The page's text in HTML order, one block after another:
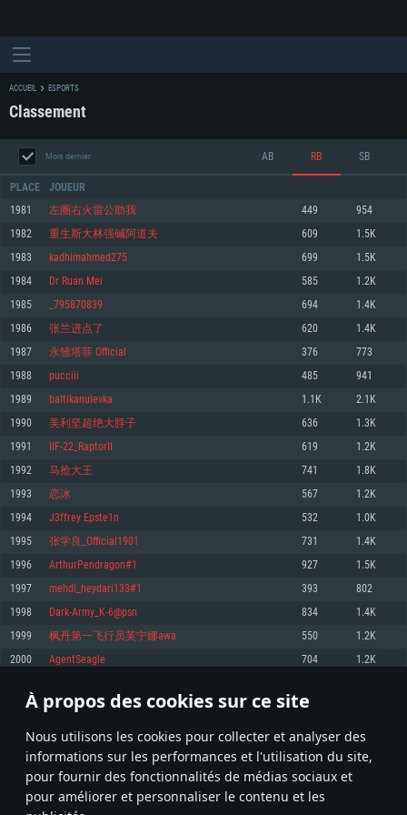
À propos des cookies sur ce site
Nous utilisons les cookies pour collecter et analyser des
informations sur les performances et l'utilisation du site,
pour fournir des fonctionnalités de médias sociaux et
pour améliorer et personnaliser le contenu et les
CONFIGURATION SYSTÈME REQUISE
Minimum
OS: Windows 10 (64 bit)
Processeur: Dual-Core 2.2 GHz
Mémoire: 4 GB
Carte graphique supportant DirectX 11: AMD Radeon 77XX / NVIDIA
GeForce GTX 660. La résolution minimale supportée par le jeu est de 720p
Connection: Connexion Internet à haut débit
Disque dur: 23.1 Go (client minimal)
Recommandée
1060 et plus, Radeon RX 570 et plus.
Disque dur: 75.9 Go (client complet)
Minimum
OS: Mac OS Big Sur 11.0 ou plus récent
Processeur: Core i5, minimum 2.2GHz (Les processeurs Intel Xeon ne sont
pas supportés)
Mémoire: 6 GB
Carte graphique: Intel Iris Pro 5200 (Mac), ou analogue AMD/Nvidia. La
résolution minimale supportée par le jeu est de 720p.
Connection: Connexion Internet à haut débit
Disque dur: 62,2 Go (client minimal)
Recommandée
OS: Mac OS Big Sur 11.0 ou plus récent
Processeur: Core i7 (Les processeurs Intel Xeon ne sont pas supportés)
Mémoire: 8 GB
Carte graphique: Radeon Vega II ou plus avec support de Metal
Disque dur: 62,2 Go (client complet)
Minimum
OS: Les configurations Linux 64 bits les plus modernes
Processeur: Dual-Core 2.4 GHz
Mémoire: 4 GB
Carte graphique: NVIDIA 660 avec les derniers drivers (moins de 6 mois) /
de même pour AMD (La résolution minimale supportée par le jeu est de
720p)
Connection: Connexion Internet à haut débit
Disque dur: 62,2 Go (client minimal)
Recommandée
OS: Ubuntu 20.04 64bit
Processeur: Intel Core i7
Mémoire: 8 GB
Carte graphique: NVIDIA 1060 avec les derniers drivers (moins de 6 mois) /
6 mois et supportant Vulkan
Connection: Connexion Internet à haut débit
Disque dur: 60,2 Go (client complet)
ACCUEIL ESPORTS
Classement
Mois dernier AB RB SB
PLACE JOUEUR
1981 左圈右火雷公助我 449 954
1982 重生斯大林强碱阿道夫 609 1.5K
1983 kadhimahmed275 699 1.5K
1984 Dr Ruan Mei 585 1.2K
1985 _795870839 694 1.4K
1986 张兰进点了 620 1.4K
1987 永雏塔菲 Official 376 773
1988 pucciii 485 941
1989 baltikanulevka 1.1K 2.1K
1990 美利坚超绝大脖子 636 1.3K
1991 IIF-22_RaptorII 619 1.2K
1992 马抢大王 741 1.8K
1993 恋冰 567 1.2K
1994 J3ffrey Epste1n 532 1.0K
1995 张学良_Official1901 731 1.4K
1996 ArthurPendragon#1 927 1.5K
1997 mehdi_heydari133#1 393 802
1998 Dark-Army_K-6@psn 834 1.4K
1999 枫丹第一飞行员芙宁娜awa 550 1.2K
2000 AgentSeagle 704 1.2K
* Classement mis à jour quotidiennement
99 100 101 200